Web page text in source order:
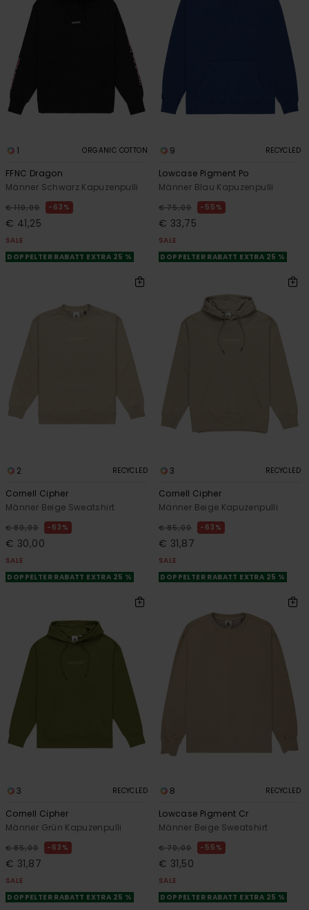
1 ORGANIC COTTON
FFNC Dragon
Männer Schwarz Kapuzenpulli
€ 110,00 63%
€ 41,25
SALE
DOPPELTER RABATT EXTRA 25 %
9 RECYCLED
Lowcase Pigment Po
Männer Blau Kapuzenpulli
€ 75,00 55%
€ 33,75
SALE
DOPPELTER RABATT EXTRA 25 %
2 RECYCLED
Cornell Cipher
Männer Beige Sweatshirt
€ 80,00 63%
€ 30,00
SALE
DOPPELTER RABATT EXTRA 25 %
3 RECYCLED
Cornell Cipher
Männer Beige Kapuzenpulli
€ 85,00 63%
€ 31,87
SALE
DOPPELTER RABATT EXTRA 25 %
3 RECYCLED
Cornell Cipher
Männer Grün Kapuzenpulli
€ 85,00 63%
€ 31,87
SALE
DOPPELTER RABATT EXTRA 25 %
8 RECYCLED
Lowcase Pigment Cr
Männer Beige Sweatshirt
€ 70,00 55%
€ 31,50
SALE
DOPPELTER RABATT EXTRA 25 %